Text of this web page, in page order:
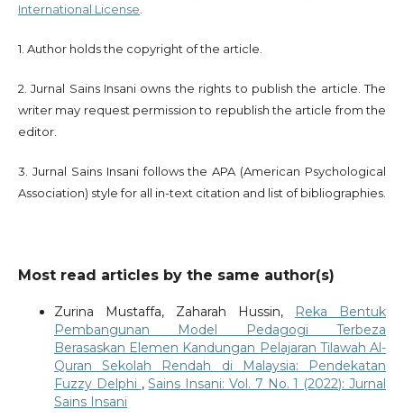
International License
1. Author holds the copyright of the article.
2. Jurnal Sains Insani owns the rights to publish the article. The
writer may request permission to republish the article from the
editor.
3. Jurnal Sains Insani follows the APA (American Psychological
Association) style for all in-text citation and list of bibliographies.
Most read articles by the same author(s)
Zurina Mustaffa, Zaharah Hussin,
Reka Bentuk
Pembangunan Model Pedagogi Terbeza
Berasaskan Elemen Kandungan Pelajaran Tilawah Al-
Quran Sekolah Rendah di Malaysia: Pendekatan
Fuzzy Delphi ,Sains Insani: Vol. 7 No. 1 (2022): Jurnal
Sains Insani